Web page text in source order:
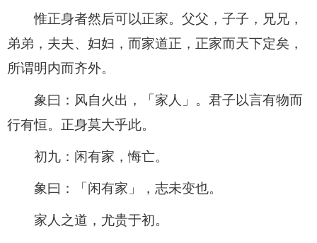
惟正身者然后可以正家。父父，子子，兄兄，
弟弟，夫夫、妇妇，而家道正，正家而天下定矣，
所谓明内而齐外。
象曰：风自火出，「家人」。君子以言有物而
行有恒。正身莫大乎此。
初九：闲有家，悔亡。
象曰：「闲有家」，志未变也。
家人之道，尤贵于初。